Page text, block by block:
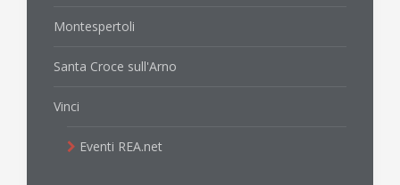
Montespertoli
Santa Croce sull'Arno
Vinci
Eventi REA.net